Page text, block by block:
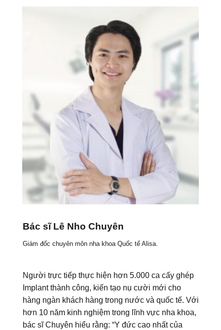
Bác sĩ Lê Nho Chuyên
Giám đốc chuyên môn nha khoa Quốc tế Alisa.
Người trực tiếp thực hiện hơn 5.000 ca cấy ghép
Implant thành công, kiến tạo nụ cười mới cho
hàng ngàn khách hàng trong nước và quốc tế. Với
hơn 10 năm kinh nghiệm trong lĩnh vực nha khoa,
bác sĩ Chuyên hiểu rằng: “Y đức cao nhất của